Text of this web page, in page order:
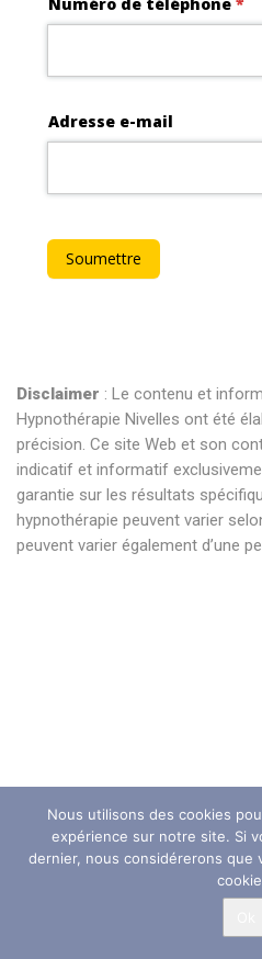
Disclaimer : Le contenu et
Hypnothérapie Nivelles ont été
précision. Ce site Web et son
indicatif et informatif
garantie sur les résultats
hypnothérapie peuvent varier
peuvent varier également d’une
NOS PARTENAIRES
Nous utilisons des cookies
expérience sur notre site. Si
dernier, nous considérerons que